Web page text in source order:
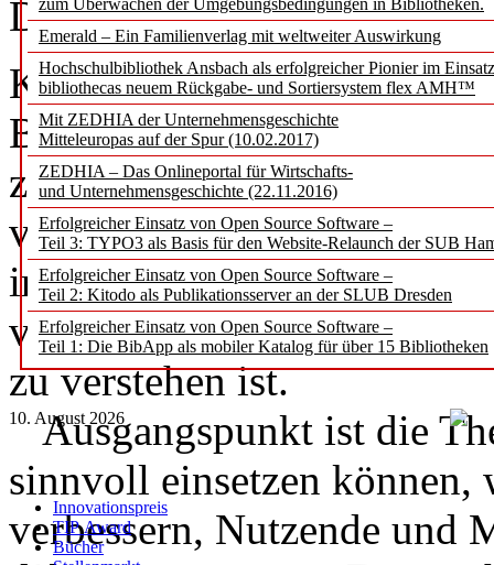
zum Überwachen der Umgebungsbedingungen in Bibliotheken.
Emerald – Ein Familienverlag mit weltweiter Auswirkung
Hochschulbibliothek Ansbach als erfolgreicher Pionier im
bibliothecas neuem Rückgabe- und Sortiersystem flex AMH™
Mit ZEDHIA der Unternehmensgeschichte
Mitteleuropas auf der Spur (10.02.2017)
ZEDHIA – Das Onlineportal für Wirtschafts-
und Unternehmensgeschichte (22.11.2016)
Erfolgreicher Einsatz von Open Source Software –
Teil 3: TYPO3 als Basis für den Website-Relaunch der SUB
Erfolgreicher Einsatz von Open Source Software –
Teil 2: Kitodo als Publikationsserver an der SLUB Dresden
Erfolgreicher Einsatz von Open Source Software –
Teil 1: Die BibApp als mobiler Katalog für über 15 Bibliotheken
10. August 2026
Innovationspreis
TIP Award
Bücher
Dana Wingensiefen-Wosel
Künstliche Intelligenz ist
Bibliotheken vor die
zugleich gesellschaftlich
verantwortungsvoll zu
in Bib­lio­theken nicht nur
vor allem als Bildungs-,
zu verstehen ist.
Ausgangspunkt ist die
sinnvoll einsetzen können,
verbessern, Nutzende und